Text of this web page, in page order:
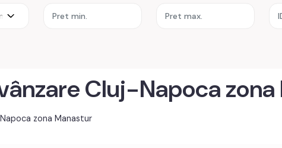
Cluj-Napoca
zona Manastur